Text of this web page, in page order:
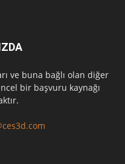
ve buna bağlı olan diğer
bir başvuru kaynağı